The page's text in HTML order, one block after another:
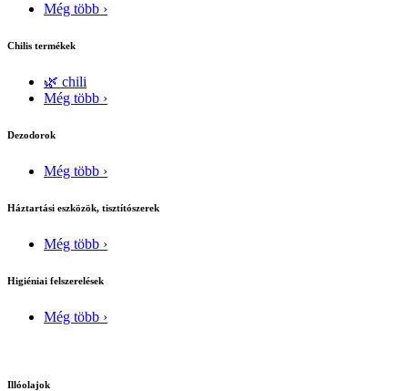
Még több ›
Chilis termékek
🌿 chili
Még több ›
Dezodorok
Még több ›
Háztartási eszközök, tisztítószerek
Még több ›
Higiéniai felszerelések
Még több ›
Illóolajok